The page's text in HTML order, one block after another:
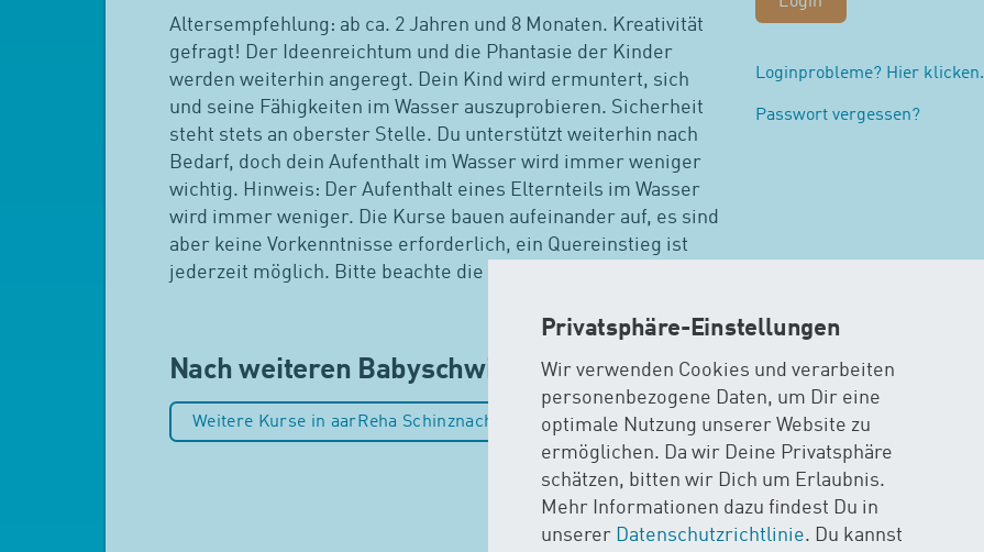
Privatsphäre-Einstellungen
Wir verwenden Cookies und verarbeiten
personenbezogene Daten, um Dir eine
optimale Nutzung unserer Website zu
ermöglichen. Da wir Deine Privatsphäre
schätzen, bitten wir Dich um Erlaubnis.
Mehr Informationen dazu findest Du in
unserer Datenschutzrichtlinie. Du kannst
Altersempfehlung: ab ca. 2 Jahren und 8 Monaten. Kreativität
gefragt! Der Ideenreichtum und die Phantasie der Kinder
werden weiterhin angeregt. Dein Kind wird ermuntert, sich
und seine Fähigkeiten im Wasser auszuprobieren. Sicherheit
steht stets an oberster Stelle. Du unterstützt weiterhin nach
Bedarf, doch dein Aufenthalt im Wasser wird immer weniger
wichtig. Hinweis: Der Aufenthalt eines Elternteils im Wasser
wird immer weniger. Die Kurse bauen aufeinander auf, es sind
aber keine Vorkenntnisse erforderlich, ein Quereinstieg ist
jederzeit möglich. Bitte beachte die Altersempfehlung.
Loginprobleme? Hier klicken.
Passwort vergessen?
Nach weiteren Babyschwimmkursen suchen
Weitere Kurse in aarReha Schinznach Weitere Kurse in Aargau Alle Kurse